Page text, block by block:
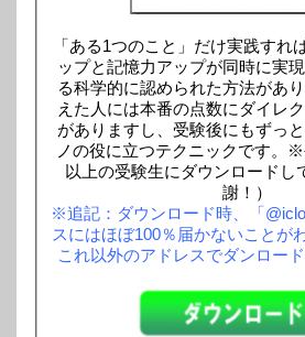
「ある1つのこと」だけ実践すれ
ップと記憶力アップが同時に実
る科学的に認められた方法があ
えた人には本番の点数にダイレ
がありますし、受験後にもずっ
ノの役に立つテクニックです。
以上の受験生にダウンロードし
謝！）
※追記：ダウンロード時、「
スにはほぼ100％届かないことが
これ以外のアドレスでダンロー